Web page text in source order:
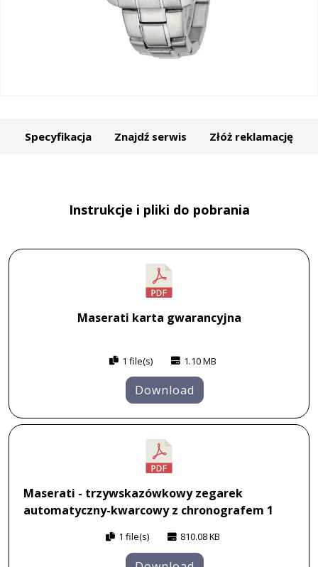
Specyfikacja Znajdź serwis Złóż reklamację
Instrukcje i pliki do pobrania
Maserati karta gwarancyjna
1 file(s) 1.10 MB
Download
Maserati - trzywskazówkowy zegarek
automatyczny-kwarcowy z chronografem 1
1 file(s) 810.08 KB